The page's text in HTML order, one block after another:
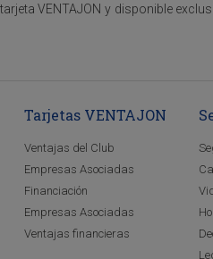
VENTAJON y disponible
Tarjetas VENTAJON
Ventajas del Club
Empresas Asociadas
Financiación
Empresas Asociadas
Ventajas financieras